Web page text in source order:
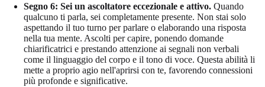
Segno 6: Sei un ascoltatore eccezionale e attivo. Quando
qualcuno ti parla, sei completamente presente. Non stai solo
aspettando il tuo turno per parlare o elaborando una risposta
nella tua mente. Ascolti per capire, ponendo domande
chiarificatrici e prestando attenzione ai segnali non verbali
come il linguaggio del corpo e il tono di voce. Questa abilità li
mette a proprio agio nell'aprirsi con te, favorendo connessioni
più profonde e significative.